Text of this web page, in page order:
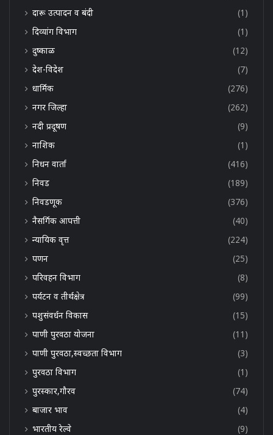
दारू उत्पादन व बंदी
(1)
दिव्यांग विभाग
(1)
दुष्काळ
(12)
देश-विदेश
(7)
धार्मिक
(276)
नगर जिल्हा
(262)
नदी प्रदूषण
(9)
नाशिक
(1)
निधन वार्ता
(416)
निवड
(189)
निवडणूक
(376)
नैसर्गिक आपत्ती
(40)
न्यायिक वृत्त
(224)
पणन
(25)
परिवहन विभाग
(8)
पर्यटन व तीर्थक्षेत्र
(99)
पशुसंवर्धन विकास
(15)
पाणी पुरवठा योजना
(11)
पाणी पुरवठा,स्वच्छता विभाग
(3)
पुरवठा विभाग
(1)
पुरस्कार,गौरव
(74)
बाजार भाव
(4)
भारतीय रेल्वे
(9)